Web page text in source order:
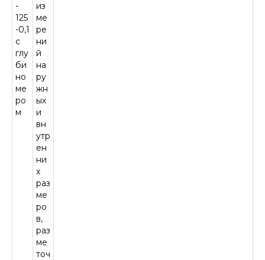
-
125
-0,1
с
глу
би
но
ме
ро
м
из
ме
ре
ни
й
на
ру
жн
ых
и
вн
утр
ен
ни
х
раз
ме
ро
в,
раз
ме
точ